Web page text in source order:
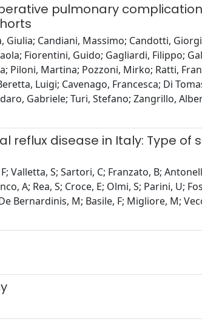
pulmonary
Giulia; Candiani, Massimo; Candotti,
Fiorentini, Guido; Gagliardi, Filippo;
Martina; Pozzoni, Mirko; Ratti,
Luigi; Cavenago, Francesca; Di
Gabriele; Turi, Stefano; Zangrillo,
disease in Italy: Type of
Valletta, S; Sartori, C; Franzato, B;
A; Rea, S; Croce, E; Olmi, S; Parini, U;
Bernardinis, M; Basile, F; Migliore, M;